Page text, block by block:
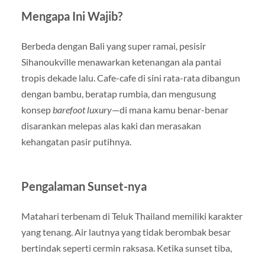
Mengapa Ini Wajib?
Berbeda dengan Bali yang super ramai, pesisir
Sihanoukville menawarkan ketenangan ala pantai
tropis dekade lalu. Cafe-cafe di sini rata-rata dibangun
dengan bambu, beratap rumbia, dan mengusung
konsep barefoot luxury—di mana kamu benar-benar
disarankan melepas alas kaki dan merasakan
kehangatan pasir putihnya.
Pengalaman Sunset-nya
Matahari terbenam di Teluk Thailand memiliki karakter
yang tenang. Air lautnya yang tidak berombak besar
bertindak seperti cermin raksasa. Ketika sunset tiba,